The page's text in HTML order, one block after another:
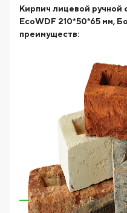
Кирпич лицевой
EcoWDF 210*50*65 мм,
преимуществ: